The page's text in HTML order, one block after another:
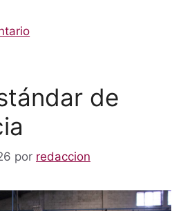
de
por redaccion